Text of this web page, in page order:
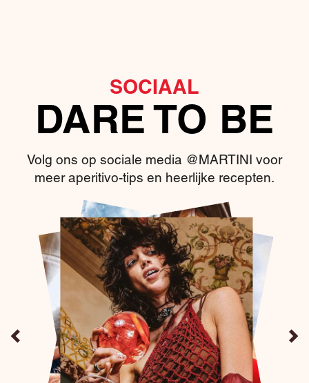
SOCIAAL
DARE TO BE
Volg ons op sociale media @MARTINI voor
meer aperitivo-tips en heerlijke recepten.